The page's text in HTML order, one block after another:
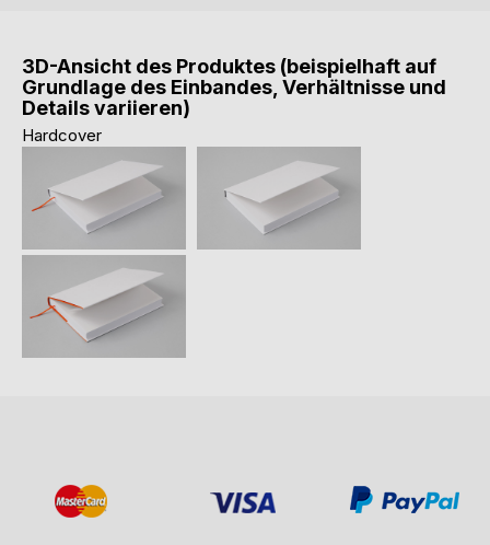
3D-Ansicht des Produktes (beispielhaft auf
Grundlage des Einbandes, Verhältnisse und
Details variieren)
Hardcover